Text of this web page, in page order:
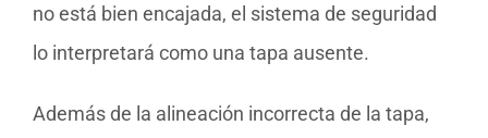
no está bien encajada, el sistema de seguridad
lo interpretará como una tapa ausente.
Además de la alineación incorrecta de la tapa,